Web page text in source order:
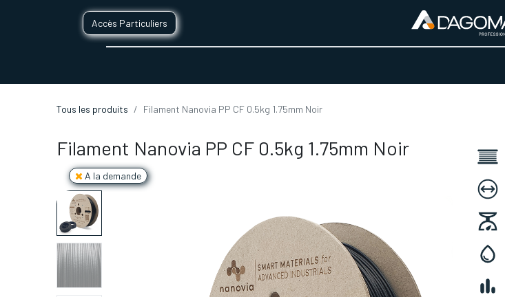
Accès Particuliers
Tous les produits Filament Nanovia PP CF 0.5kg 1.75mm Noir
Filament Nanovia PP CF 0.5kg 1.75mm Noir
A la demande